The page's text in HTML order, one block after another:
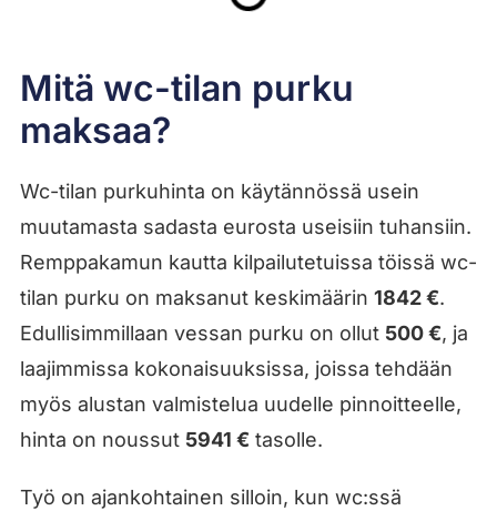
Mitä wc-tilan purku
maksaa?
Wc-tilan purkuhinta on käytännössä usein
muutamasta sadasta eurosta useisiin tuhansiin.
Remppakamun kautta kilpailutetuissa töissä wc-
tilan purku on maksanut keskimäärin 1842 €.
Edullisimmillaan vessan purku on ollut 500 €, ja
laajimmissa kokonaisuuksissa, joissa tehdään
myös alustan valmistelua uudelle pinnoitteelle,
hinta on noussut 5941 € tasolle.
Työ on ajankohtainen silloin, kun wc:ssä